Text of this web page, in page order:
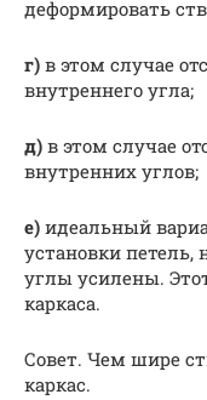
деформировать
г) в этом случае
внутреннего угла;
д) в этом случае
внутренних углов;
е) идеальный
установки
углы усилены.
каркаса.
Совет. Чем шире
каркас.